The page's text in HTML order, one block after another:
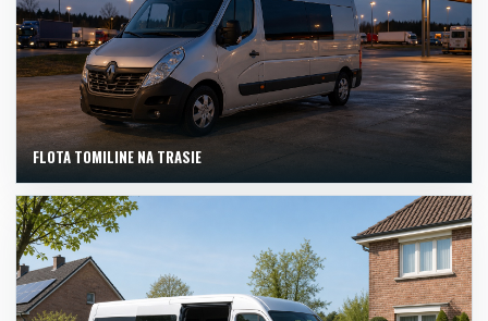
FLOTA TOMILINE NA TRASIE